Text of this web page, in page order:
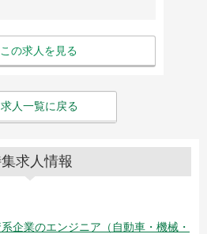
この求人を見る
求人一覧に戻る
求人情報
企業のエンジニア（自動車・機械・